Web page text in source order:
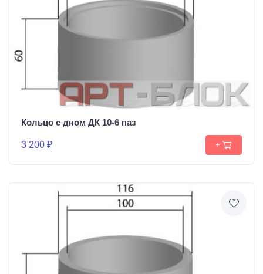
Кольцо с дном ДК 10-6 паз
3 200 ₽ +